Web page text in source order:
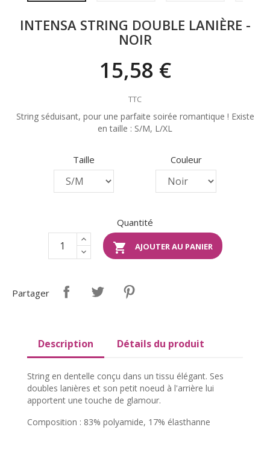
INTENSA STRING DOUBLE LANIÈRE -
NOIR
15,58 €
TTC
String séduisant, pour une parfaite soirée romantique ! Existe
en taille : S/M, L/XL
Taille Couleur
Quantité
 AJOUTER AU PANIER
Partager
Description Détails du produit
String en dentelle conçu dans un tissu élégant. Ses
doubles lanières et son petit noeud à l'arrière lui
apportent une touche de glamour.
Composition : 83% polyamide, 17% élasthanne